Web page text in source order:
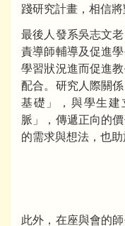
踐研究計畫，相信將
最後人發系吳志文
責導師輔導及促進
學習狀況進而促進
配合。研究人際關
基礎」，與學生建
脈」，傳遞正向的
的需求與想法，也助
此外，在座與會的